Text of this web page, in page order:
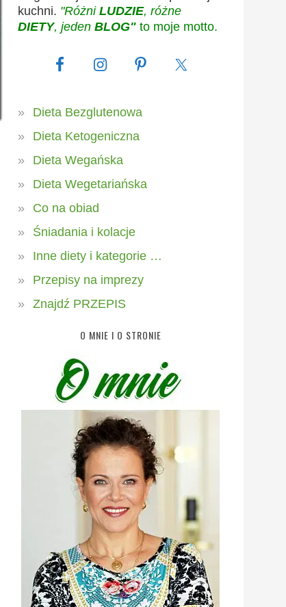
kuchni. "Różni LUDZIE, różne
DIETY, jeden BLOG" to moje motto.
Dieta Bezglutenowa
Dieta Ketogeniczna
Dieta Wegańska
Dieta Wegetariańska
Co na obiad
Śniadania i kolacje
Inne diety i kategorie …
Przepisy na imprezy
Znajdź PRZEPIS
O MNIE I O STRONIE